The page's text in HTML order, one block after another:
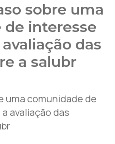
sobre uma
interesse
das
a salubr
uma comunidade de
avaliação das